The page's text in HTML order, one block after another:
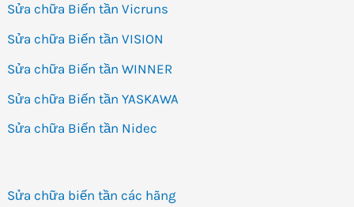
Sửa chữa Biến tần Vicruns
Sửa chữa Biến tần VISION
Sửa chữa Biến tần WINNER
Sửa chữa Biến tần YASKAWA
Sửa chữa Biến tần Nidec
Sửa chữa biến tần các hãng